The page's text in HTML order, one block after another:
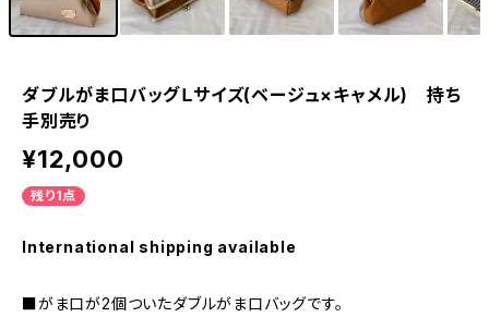
ダブルがま口バッグＬサイズ(ベージュ×キャメル) 持ち
手別売り
¥12,000
残り1点
International shipping available
■がま口が2個ついたダブルがま口バッグです。